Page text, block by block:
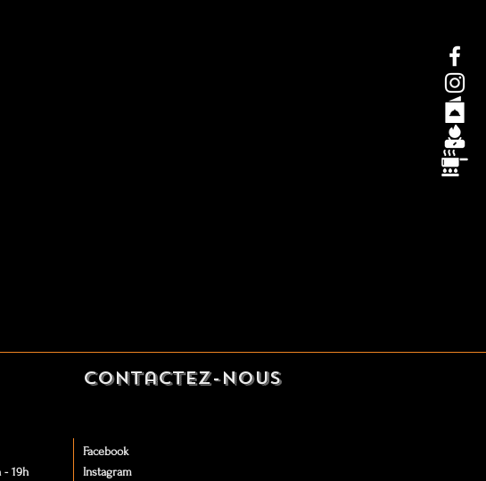
Contactez-nous
- 19h
Facebook
Instagram